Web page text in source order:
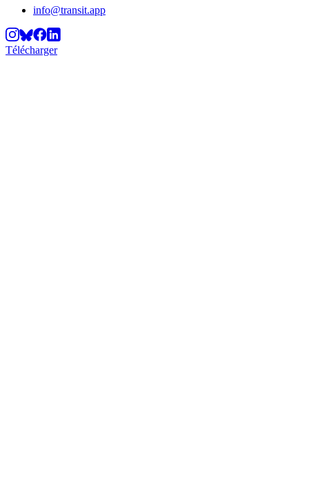
info@transit.app
Télécharger